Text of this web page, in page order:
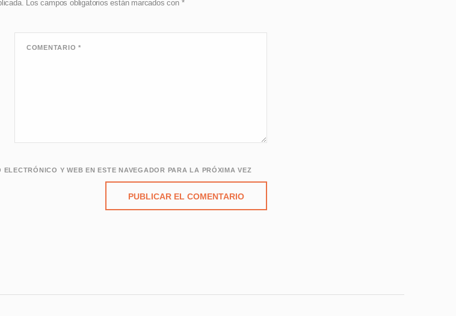
Los campos obligatorios están marcados con *
COMENTARIO*
Y WEB EN ESTE NAVEGADOR PARA LA PRÓXIMA VEZ